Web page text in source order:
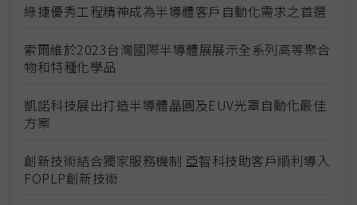
綠捷優秀工程精神成為半導體客戶自動化需求之首選
索爾維於2023台灣國際半導體展展示全系列高等聚合
物和特種化學品
凱諾科技展出打造半導體晶圓及EUV光罩自動化最佳
方案
創新技術結合獨家服務機制 亞智科技助客戶順利導入
FOPLP創新技術